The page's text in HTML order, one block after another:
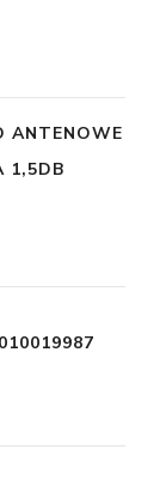
ANTENOWE
1,5DB